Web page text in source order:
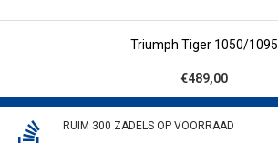
Triumph Tiger 1050/1095
€489,00
RUIM 300 ZADELS OP VOORRAAD